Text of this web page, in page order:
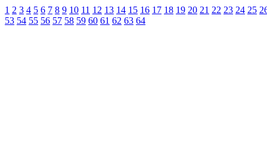
1 2 3 4 5 6 7 8 9 10 11 12 13 14 15 16 17 18 19 20 21 22 23 24 25
53 54 55 56 57 58 59 60 61 62 63 64